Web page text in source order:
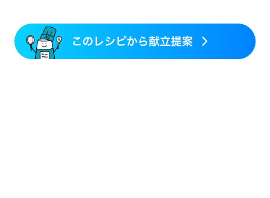
乳がん治療を終えた方・経過観察中の方など
胃がん（抗がん剤治療中）
胃がん治療を終えた方・経過観察中の方